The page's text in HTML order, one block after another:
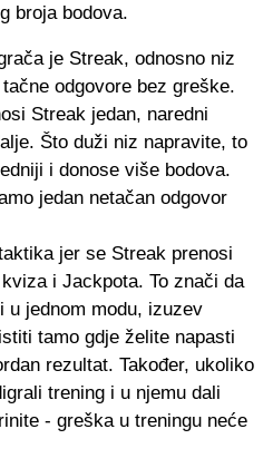
broja bodova.
je Streak, odnosno niz
odgovore bez greške.
Streak jedan, naredni
Što duži niz napravite, to
i donose više bodova.
jedan netačan odgovor
jer se Streak prenosi
i Jackpota. To znači da
u jednom modu, izuzev
tamo gdje želite napasti
rezultat. Također, ukoliko
trening i u njemu dali
- greška u treningu neće